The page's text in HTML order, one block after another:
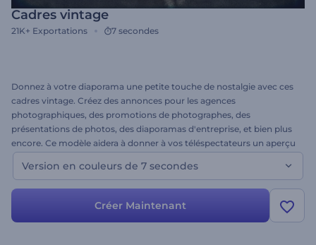
Cadres vintage
21K+ Exportations 7 secondes
Donnez à votre diaporama une petite touche de nostalgie avec ces
cadres vintage. Créez des annonces pour les agences
photographiques, des promotions de photographes, des
présentations de photos, des diaporamas d'entreprise, et bien plus
encore. Ce modèle aidera à donner à vos téléspectateurs un aperçu
de votre contenu. Téléchargez vos photos dans les espaces réservés
et obtenez une animation de qualité professionnelle. À vous de
Version en couleurs de 7 secondes
Créer Maintenant